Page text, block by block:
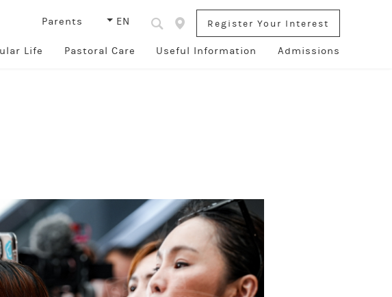
Parents EN Register Your Interest
Life Pastoral Care Useful Information Admissions